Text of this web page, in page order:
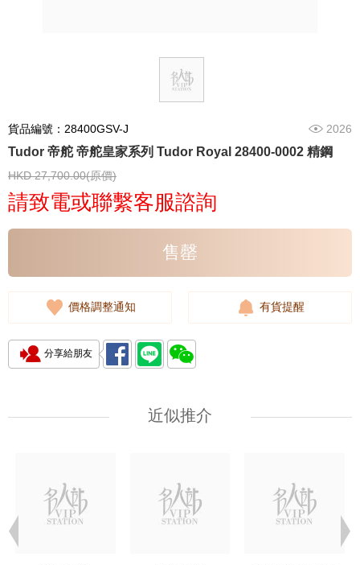
貨品編號：28400GSV-J 2026
Tudor 帝舵 帝舵皇家系列 Tudor Royal 28400-0002 精鋼
HKD 27,700.00(原價)
請致電或聯繫客服諮詢
售罄
價格調整通知 有貨提醒
分享給朋友
近似推介